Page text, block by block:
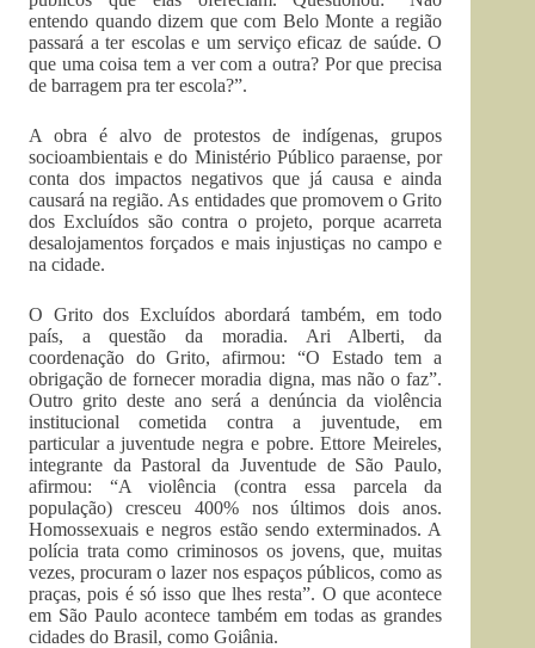
entendo quando dizem que com Belo Monte a região
passará a ter escolas e um serviço eficaz de saúde. O
que uma coisa tem a ver com a outra? Por que precisa
de barragem pra ter escola?”.
A obra é alvo de protestos de indígenas, grupos
socioambientais e do Ministério Público paraense, por
conta dos impactos negativos que já causa e ainda
causará na região. As entidades que promovem o Grito
dos Excluídos são contra o projeto, porque acarreta
desalojamentos forçados e mais injustiças no campo e
na cidade.
O Grito dos Excluídos abordará também, em todo
país, a questão da moradia. Ari Alberti, da
coordenação do Grito, afirmou: “O Estado tem a
obrigação de fornecer moradia digna, mas não o faz”.
Outro grito deste ano será a denúncia da violência
institucional cometida contra a juventude, em
particular a juventude negra e pobre. Ettore Meireles,
integrante da Pastoral da Juventude de São Paulo,
afirmou: “A violência (contra essa parcela da
população) cresceu 400% nos últimos dois anos.
Homossexuais e negros estão sendo exterminados. A
polícia trata como criminosos os jovens, que, muitas
vezes, procuram o lazer nos espaços públicos, como as
praças, pois é só isso que lhes resta”. O que acontece
em São Paulo acontece também em todas as grandes
cidades do Brasil, como Goiânia.